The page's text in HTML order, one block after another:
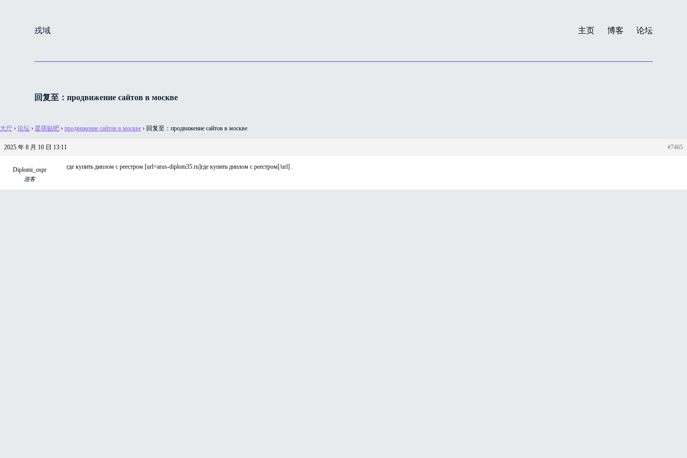
戎域 主页 博客 论坛
回复至：продвижение сайтов в москве
大厅 › 论坛 › 星萌贴吧 › продвижение сайтов в москве › 回复至：продвижение сайтов в москве
2025 年 8 月 10 日 13:11 #7465
Diplomi_ospr
游客
где купить диплом с реестром [url=arus-diplom35.ru]где купить диплом с реестром[/url] .